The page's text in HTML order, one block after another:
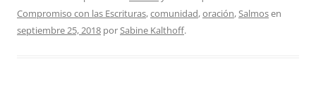
Compromiso con las Escrituras,comunidad,oración,Salmosen
septiembre 25, 2018 porSabine Kalthoff.